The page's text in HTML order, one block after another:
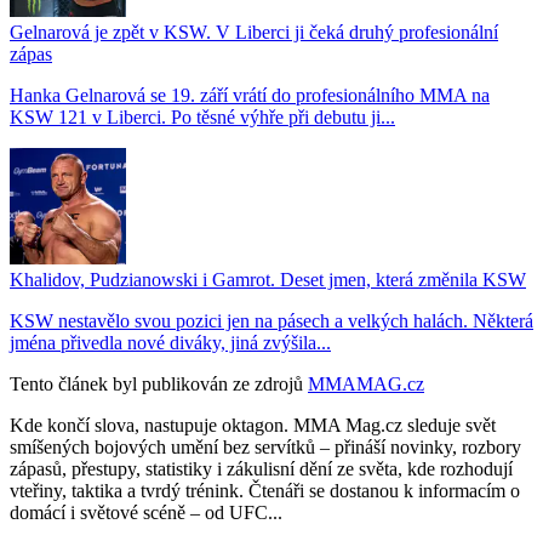
Gelnarová je zpět v KSW. V Liberci ji čeká druhý profesionální
zápas
Hanka Gelnarová se 19. září vrátí do profesionálního MMA na
KSW 121 v Liberci. Po těsné výhře při debutu ji...
Khalidov, Pudzianowski i Gamrot. Deset jmen, která změnila KSW
KSW nestavělo svou pozici jen na pásech a velkých halách. Některá
jména přivedla nové diváky, jiná zvýšila...
Tento článek byl publikován ze zdrojů MMAMAG.cz
Kde končí slova, nastupuje oktagon. MMA Mag.cz sleduje svět
smíšených bojových umění bez servítků – přináší novinky, rozbory
zápasů, přestupy, statistiky i zákulisní dění ze světa, kde rozhodují
vteřiny, taktika a tvrdý trénink. Čtenáři se dostanou k informacím o
domácí i světové scéně – od UFC...